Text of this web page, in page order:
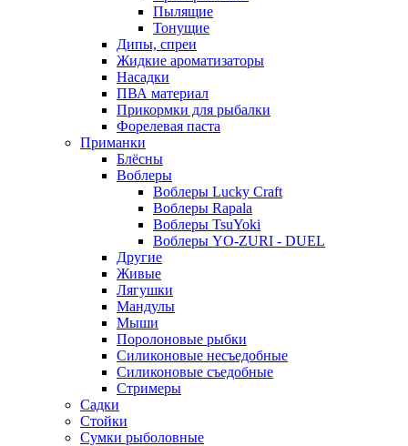
Пылящие
Тонущие
Дипы, спреи
Жидкие ароматизаторы
Насадки
ПВА материал
Прикормки для рыбалки
Форелевая паста
Приманки
Блёсны
Воблеры
Воблеры Lucky Craft
Воблеры Rapala
Воблеры TsuYoki
Воблеры YO-ZURI - DUEL
Другие
Живые
Лягушки
Мандулы
Мыши
Поролоновые рыбки
Силиконовые несъедобные
Силиконовые съедобные
Стримеры
Садки
Стойки
Сумки рыболовные